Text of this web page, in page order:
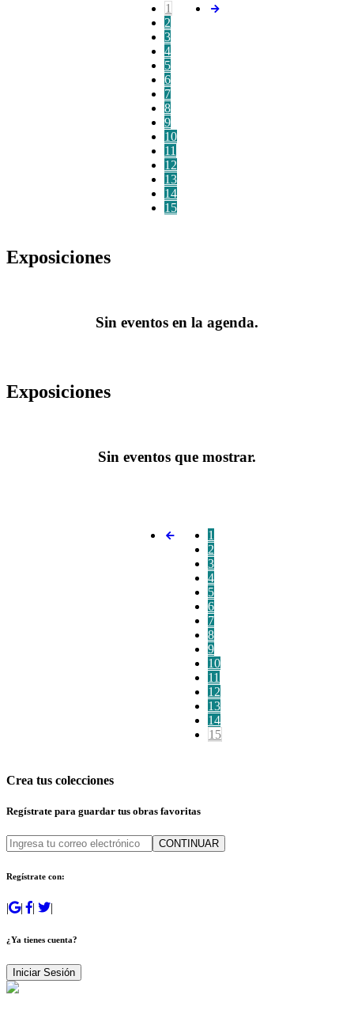
1
2
3
4
5
6
7
8
9
10
11
12
13
14
15
Exposiciones
Sin eventos en la agenda.
Exposiciones
Sin eventos que mostrar.
1
2
3
4
5
6
7
8
9
10
11
12
13
14
15
Crea tus colecciones
Regístrate para guardar tus obras favoritas
CONTINUAR
Regístrate con:
| | | |
¿Ya tienes cuenta?
Iniciar Sesión